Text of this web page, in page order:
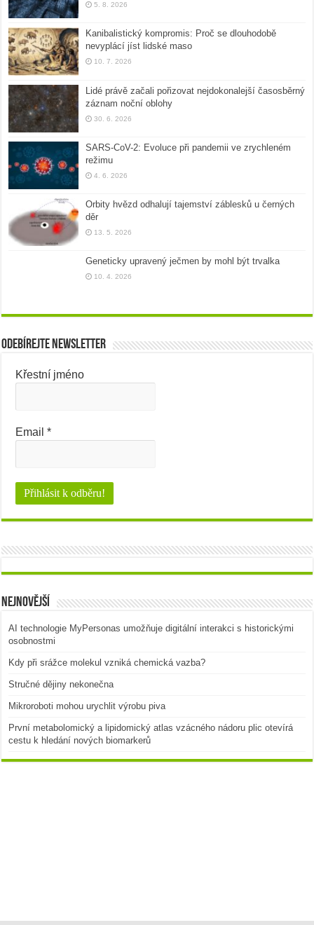
5. 8. 2026
Kanibalistický kompromis: Proč se dlouhodobě
nevyplácí jíst lidské maso
10. 7. 2026
Lidé právě začali pořizovat nejdokonalejší časosběrný
záznam noční oblohy
30. 6. 2026
SARS-CoV-2: Evoluce při pandemii ve zrychleném
režimu
4. 6. 2026
Orbity hvězd odhalují tajemství záblesků u černých
děr
13. 5. 2026
Geneticky upravený ječmen by mohl být trvalka
10. 4. 2026
Odebírejte newsletter
Křestní jméno
Email*
Nejnovější
AI technologie MyPersonas umožňuje digitální interakci s historickými
osobnostmi
Kdy při srážce molekul vzniká chemická vazba?
Stručné dějiny nekonečna
Mikroroboti mohou urychlit výrobu piva
První metabolomický a lipidomický atlas vzácného nádoru plic otevírá
cestu k hledání nových biomarkerů